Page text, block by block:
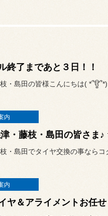
終了まであと３日！！
・島田の皆様こんにちは( *՞ਊ՞*)
内
・藤枝・島田の皆さま
・島田でタイヤ交換の事ならコ
内
ヤ＆アライメントお任